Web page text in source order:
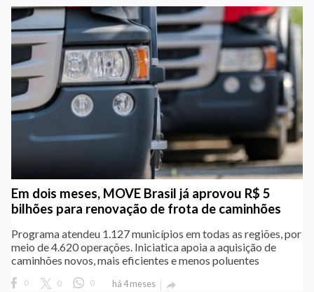
Em dois meses, MOVE Brasil já aprovou R$ 5
bilhões para renovação de frota de caminhões
Programa atendeu 1.127 municípios em todas as regiões, por
meio de 4.620 operações. Iniciatica apoia a aquisição de
caminhões novos, mais eficientes e menos poluentes
0 0 0 há 4 meses 